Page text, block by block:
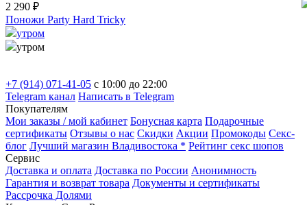
2 290 ₽
Поножи Party Hard Tricky
утром
утром
+7 (914) 071-41-05 c 10:00 до 22:00
Telegram канал Написать в Telegram
Покупателям
Мои заказы / мой кабинет Бонусная карта Подарочные
сертификаты Отзывы о нас Скидки Акции Промокоды Секс-
блог Лучший магазин Владивостока * Рейтинг секс шопов
Сервис
Доставка и оплата Доставка по России Анонимность
Гарантия и возврат товара Документы и сертификаты
Рассрочка Долями